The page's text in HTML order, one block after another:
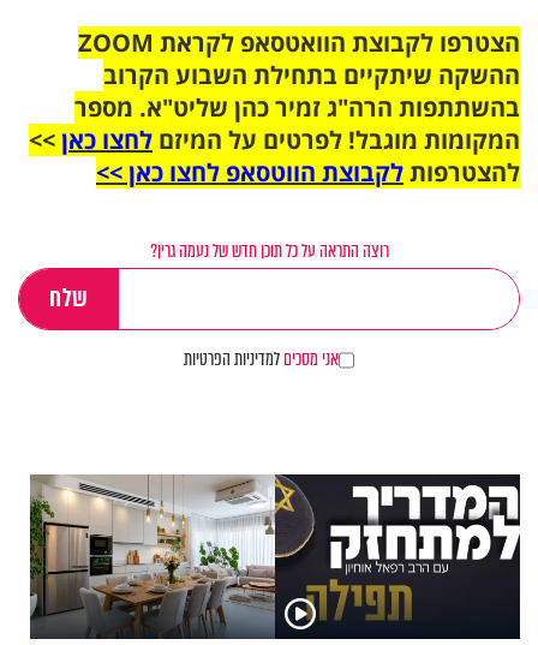
הצטרפו לקבוצת הוואטסאפ לקראת ZOOM
ההשקה שיתקיים בתחילת השבוע הקרוב
בהשתתפות הרה"ג זמיר כהן שליט"א. מספר
המקומות מוגבל! לפרטים על המיזם לחצו כאן>>
להצטרפותלקבוצת הווטסאפ לחצו כאן >>
רוצה התראה על כל תוכן חדש של נעמה גרין?
אני מסכיםלמדיניות הפרטיות